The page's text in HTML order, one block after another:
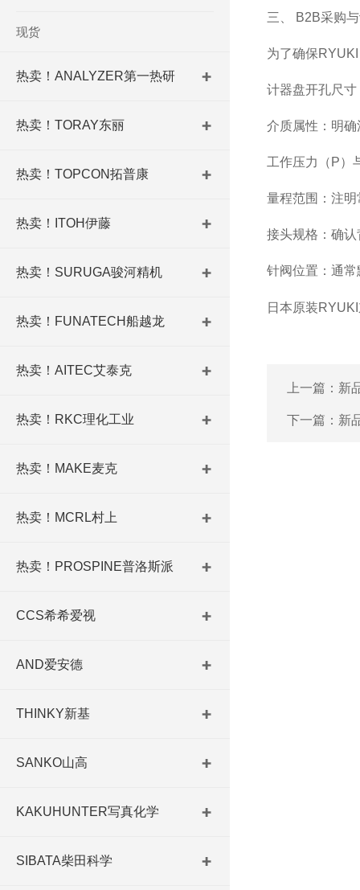
现货
热卖！ANALYZER第一热研
热卖！TORAY东丽
热卖！TOPCON拓普康
热卖！ITOH伊藤
热卖！SURUGA骏河精机
热卖！FUNATECH船越龙
热卖！AITEC艾泰克
热卖！RKC理化工业
热卖！MAKE麦克
热卖！MCRL村上
热卖！PROSPINE普洛斯派
CCS希希爱视
AND爱安德
THINKY新基
SANKO山高
KAKUHUNTER写真化学
SIBATA柴田科学
三、 B2B采购
为了确保
计器盘开孔尺寸
介质属性 ：明
工作压力（P）
量程范围 ：注
接头规格 ：确
针阀位置 ：通
日本原装
上一篇： 新
下一篇： 新